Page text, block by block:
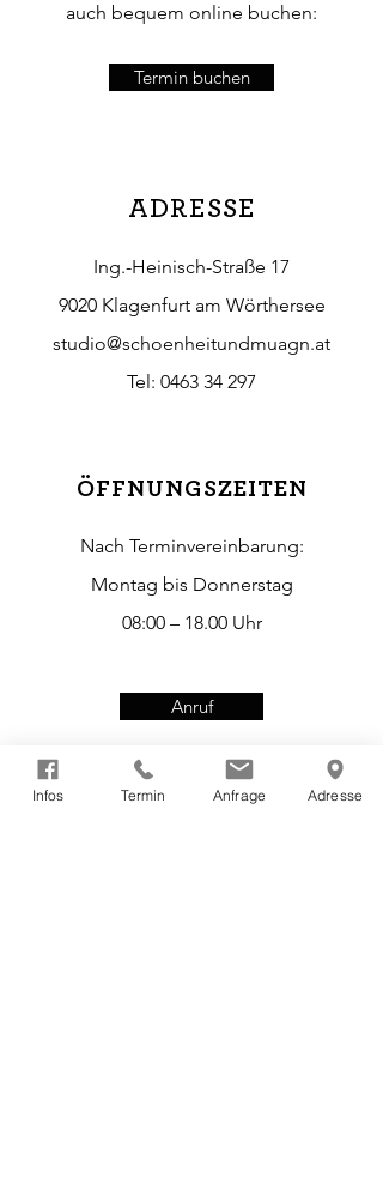
auch bequem online buchen:
Termin buchen
ADRESSE
Ing.-Heinisch-Straße 17
9020 Klagenfurt am Wörthersee
studio@schoenheitundmuagn.at
Tel: 0463 34 297
ÖFFNUNGSZEITEN
Nach Terminvereinbarung:
Montag bis Donnerstag
08:00 – 18.00 Uhr
Anruf
KONTAKT
Infos Termin Anfrage Adresse